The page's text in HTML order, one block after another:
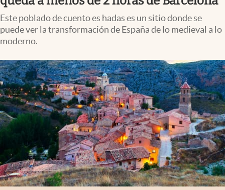
Este poblado de cuento es hadas es un sitio donde se
puede ver la transformación de España de lo medieval a lo
moderno.